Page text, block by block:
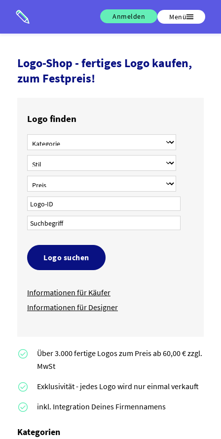
Anmelden Menü
Logo-Shop - fertiges Logo kaufen,
zum Festpreis!
Logo finden
Logo suchen
Informationen für Käufer
Informationen für Designer
Über 3.000 fertige Logos zum Preis ab 60,00 € zzgl.
MwSt
Exklusivität - jedes Logo wird nur einmal verkauft
inkl. Integration Deines Firmennamens
Kategorien